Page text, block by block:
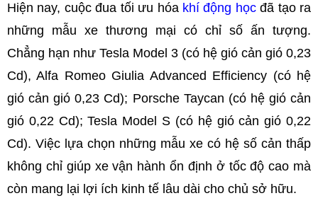
Hiện nay, cuộc đua tối ưu hóa khí động họcđã tạo ra
những mẫu xe thương mại có chỉ số ấn tượng.
Chẳng hạn như Tesla Model 3 (có hệ gió cản gió 0,23
Cd), Alfa Romeo Giulia Advanced Efficiency (có hệ
gió cản gió 0,23 Cd); Porsche Taycan (có hệ gió cản
gió 0,22 Cd); Tesla Model S (có hệ gió cản gió 0,22
Cd). Việc lựa chọn những mẫu xe có hệ số cản thấp
không chỉ giúp xe vận hành ổn định ở tốc độ cao mà
còn mang lại lợi ích kinh tế lâu dài cho chủ sở hữu.